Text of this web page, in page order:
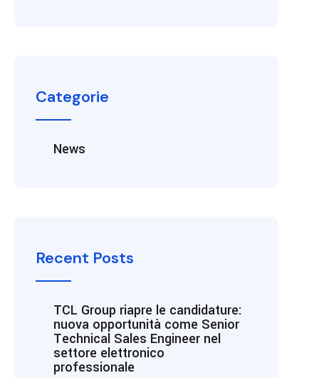
Categorie
News
Recent Posts
TCL Group riapre le candidature:
nuova opportunità come Senior
Technical Sales Engineer nel
settore elettronico
professionale